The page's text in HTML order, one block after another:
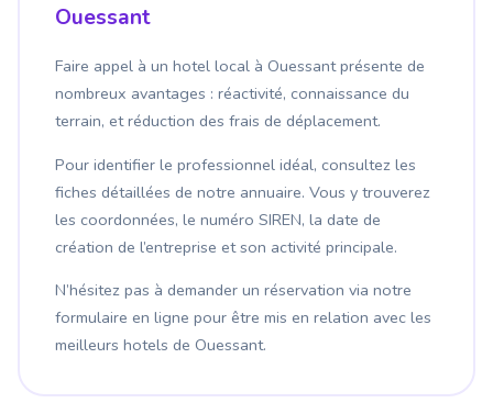
Ouessant
Faire appel à un hotel local à Ouessant présente de
nombreux avantages : réactivité, connaissance du
terrain, et réduction des frais de déplacement.
Pour identifier le professionnel idéal, consultez les
fiches détaillées de notre annuaire. Vous y trouverez
les coordonnées, le numéro SIREN, la date de
création de l’entreprise et son activité principale.
N’hésitez pas à demander un réservation via notre
formulaire en ligne pour être mis en relation avec les
meilleurs hotels de Ouessant.